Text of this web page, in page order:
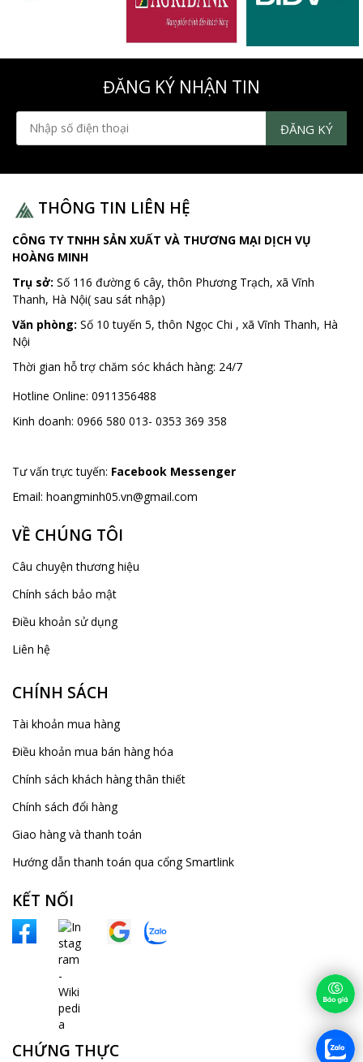
ĐĂNG KÝ NHẬN TIN
THÔNG TIN LIÊN HỆ
CÔNG TY TNHH SẢN XUẤT VÀ THƯƠNG MẠI DỊCH VỤ
HOÀNG MINH
Trụ sở: Số 116 đường 6 cây, thôn Phương Trạch, xã Vĩnh
Thanh, Hà Nội( sau sát nhập)
Văn phòng: Số 10 tuyến 5, thôn Ngọc Chi , xã Vĩnh Thanh, Hà
Nội
Thời gian hỗ trợ chăm sóc khách hàng: 24/7
Hotline Online: 0911356488
Kinh doanh: 0966 580 013- 0353 369 358
Tư vấn trực tuyến: Facebook Messenger
Email: hoangminh05.vn@gmail.com
VỀ CHÚNG TÔI
Câu chuyện thương hiệu
Chính sách bảo mật
Điều khoản sử dụng
Liên hệ
CHÍNH SÁCH
Tài khoản mua hàng
Điều khoản mua bán hàng hóa
Chính sách khách hàng thân thiết
Chính sách đổi hàng
Giao hàng và thanh toán
Hướng dẫn thanh toán qua cổng Smartlink
KẾT NỐI
CHỨNG THỰC